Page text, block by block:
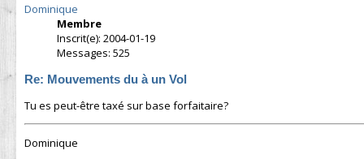
Dominique
Membre
Inscrit(e): 2004-01-19
Messages: 525
Re: Mouvements du à un Vol
Tu es peut-être taxé sur base forfaitaire?
Dominique